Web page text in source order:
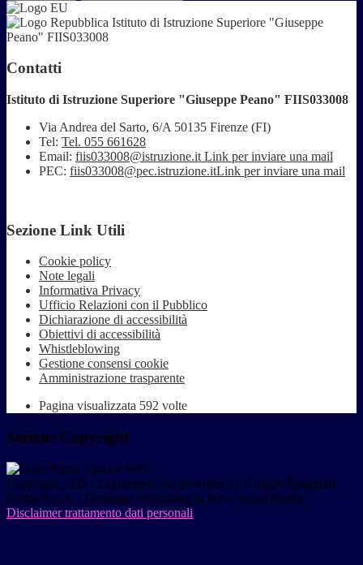
Istituto di Istruzione Superiore "Giuseppe
Peano" FIIS033008
Contatti
Istituto di Istruzione Superiore "Giuseppe Peano" FIIS033008
Via Andrea del Sarto, 6/A 50135 Firenze (FI)
Tel: Tel. 055 661628
Email: fiis033008@istruzione.it Link per inviare una mail
PEC: fiis033008@pec.istruzione.itLink per inviare una mail
Sezione Link Utili
Cookie policy
Note legali
Informativa Privacy
Ufficio Relazioni con il Pubblico
Dichiarazione di accessibilità
Obiettivi di accessibilità
Whistleblowing
Gestione consensi cookie
Amministrazione trasparente
Pagina visualizzata 592 volte
Sezione Copyright
Copyright 2026 | Engineered and powered by Gruppo Spaggiari
Parma S.p.A. | Divisione Publishing & New Social Media
Disclaimer trattamento dati personali